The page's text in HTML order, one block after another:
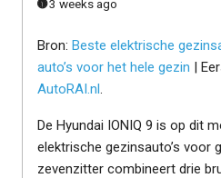
3 weeks ago
Bron: Beste elektrische
auto’s voor het hele gezin |
AutoRAI.nl
De Hyundai IONIQ 9 is op dit
elektrische gezinsauto’s voor
zevenzitter combineert drie